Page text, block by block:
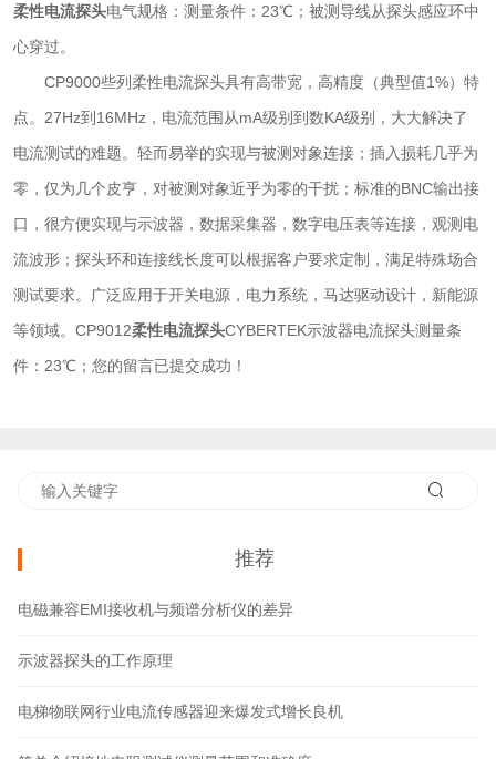
柔性电流探头电气规格：测量条件：23℃；被测导线从探头感应环中
心穿过。
CP9000些列柔性电流探头具有高带宽，高精度（典型值1%）特
点。27Hz到16MHz，电流范围从mA级别到数KA级别，大大解决了
电流测试的难题。轻而易举的实现与被测对象连接；插入损耗几乎为
零，仅为几个皮亨，对被测对象近乎为零的干扰；标准的BNC输出接
口，很方便实现与示波器，数据采集器，数字电压表等连接，观测电
流波形；探头环和连接线长度可以根据客户要求定制，满足特殊场合
测试要求。广泛应用于开关电源，电力系统，马达驱动设计，新能源
等领域。CP9012柔性电流探头CYBERTEK示波器电流探头测量条
件：23℃；您的留言已提交成功！
推荐
电磁兼容EMI接收机与频谱分析仪的差异
示波器探头的工作原理
电梯物联网行业电流传感器迎来爆发式增长良机